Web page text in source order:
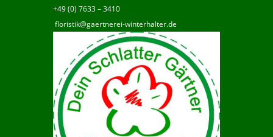
+49 (0) 7633 – 3410
floristik@gaertnerei-winterhalter.de